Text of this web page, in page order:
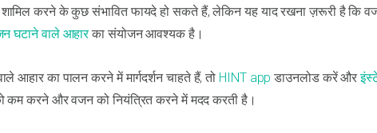
शामिल करने के कुछ संभावित फायदे हो सकते हैं, लेकिन यह याद रखना ज़रूरी है कि
घटाने वाले आहारका संयोजन आवश्यक है।
आहार का पालन करने में मार्गदर्शन चाहते हैं, तो HINT app डाउनलोड करें और
करने और वजन को नियंत्रित करने में मदद करती है।